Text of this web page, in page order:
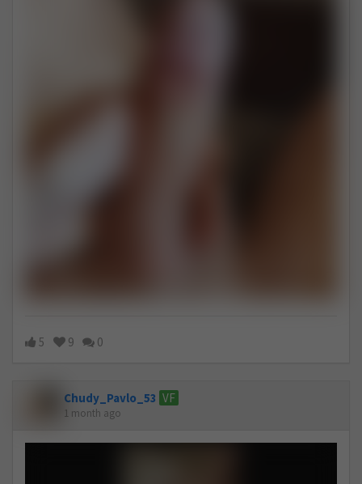
5 9 0
Chudy_Pavlo_53 VF
1 month ago